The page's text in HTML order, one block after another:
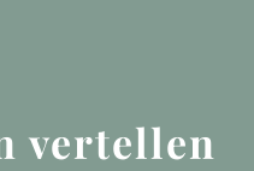
vertellen